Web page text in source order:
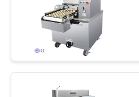
PRIVACY
POLICY